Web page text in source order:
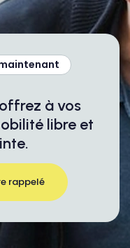
à vos
libre et
rappelé